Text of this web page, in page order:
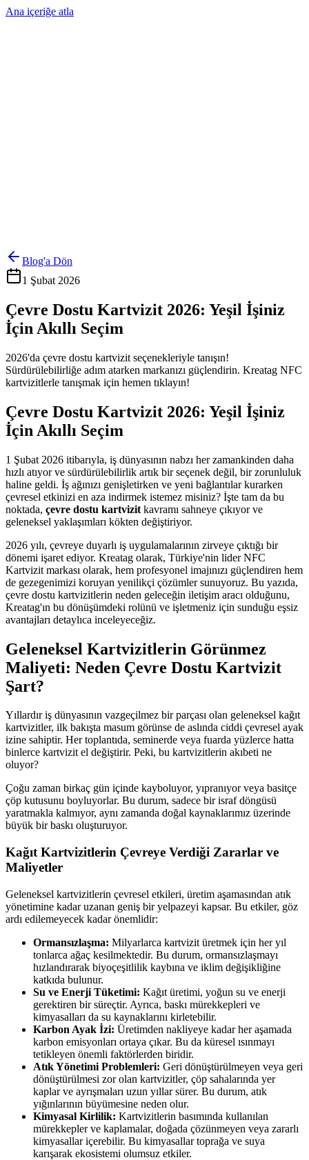
Ana içeriğe atla
Blog'a Dön
1 Şubat 2026
Çevre Dostu Kartvizit 2026: Yeşil İşiniz
İçin Akıllı Seçim
2026'da çevre dostu kartvizit seçenekleriyle tanışın!
Sürdürülebilirliğe adım atarken markanızı güçlendirin. Kreatag NFC
kartvizitlerle tanışmak için hemen tıklayın!
Çevre Dostu Kartvizit 2026: Yeşil İşiniz
İçin Akıllı Seçim
1 Şubat 2026 itibarıyla, iş dünyasının nabzı her zamankinden daha
hızlı atıyor ve sürdürülebilirlik artık bir seçenek değil, bir zorunluluk
haline geldi. İş ağınızı genişletirken ve yeni bağlantılar kurarken
çevresel etkinizi en aza indirmek istemez misiniz? İşte tam da bu
noktada, çevre dostu kartvizit kavramı sahneye çıkıyor ve
geleneksel yaklaşımları kökten değiştiriyor.
2026 yılı, çevreye duyarlı iş uygulamalarının zirveye çıktığı bir
dönemi işaret ediyor. Kreatag olarak, Türkiye'nin lider NFC
Kartvizit markası olarak, hem profesyonel imajınızı güçlendiren hem
de gezegenimizi koruyan yenilikçi çözümler sunuyoruz. Bu yazıda,
çevre dostu kartvizitlerin neden geleceğin iletişim aracı olduğunu,
Kreatag'ın bu dönüşümdeki rolünü ve işletmeniz için sunduğu eşsiz
avantajları detaylıca inceleyeceğiz.
Geleneksel Kartvizitlerin Görünmez
Maliyeti: Neden Çevre Dostu Kartvizit
Şart?
Yıllardır iş dünyasının vazgeçilmez bir parçası olan geleneksel kağıt
kartvizitler, ilk bakışta masum görünse de aslında ciddi çevresel ayak
izine sahiptir. Her toplantıda, seminerde veya fuarda yüzlerce hatta
binlerce kartvizit el değiştirir. Peki, bu kartvizitlerin akıbeti ne
oluyor?
Çoğu zaman birkaç gün içinde kayboluyor, yıpranıyor veya basitçe
çöp kutusunu boyluyorlar. Bu durum, sadece bir israf döngüsü
yaratmakla kalmıyor, aynı zamanda doğal kaynaklarımız üzerinde
büyük bir baskı oluşturuyor.
Kağıt Kartvizitlerin Çevreye Verdiği Zararlar ve
Maliyetler
Geleneksel kartvizitlerin çevresel etkileri, üretim aşamasından atık
yönetimine kadar uzanan geniş bir yelpazeyi kapsar. Bu etkiler, göz
ardı edilemeyecek kadar önemlidir:
Ormansızlaşma: Milyarlarca kartvizit üretmek için her yıl
tonlarca ağaç kesilmektedir. Bu durum, ormansızlaşmayı
hızlandırarak biyoçeşitlilik kaybına ve iklim değişikliğine
katkıda bulunur.
Su ve Enerji Tüketimi: Kağıt üretimi, yoğun su ve enerji
gerektiren bir süreçtir. Ayrıca, baskı mürekkepleri ve
kimyasalları da su kaynaklarını kirletebilir.
Karbon Ayak İzi: Üretimden nakliyeye kadar her aşamada
karbon emisyonları ortaya çıkar. Bu da küresel ısınmayı
tetikleyen önemli faktörlerden biridir.
Atık Yönetimi Problemleri: Geri dönüştürülmeyen veya geri
dönüştürülmesi zor olan kartvizitler, çöp sahalarında yer
kaplar ve ayrışmaları uzun yıllar sürer. Bu durum, atık
yığınlarının büyümesine neden olur.
Kimyasal Kirlilik: Kartvizitlerin basımında kullanılan
mürekkepler ve kaplamalar, doğada çözünmeyen veya zararlı
kimyasallar içerebilir. Bu kimyasallar toprağa ve suya
karışarak ekosistemi olumsuz etkiler.